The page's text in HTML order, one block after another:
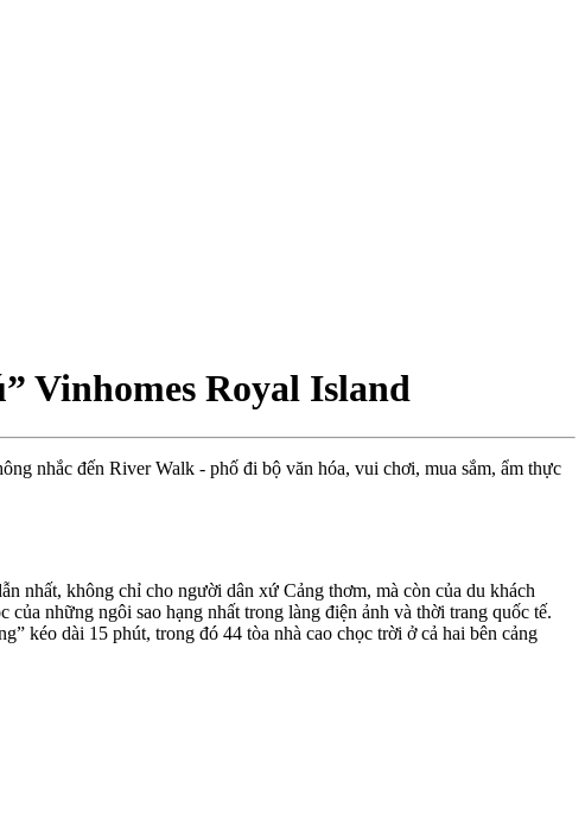
Vinhomes Royal Island
nhắc đến River Walk - phố đi bộ văn hóa, vui chơi, mua sắm, ẩm thực
nhất, không chỉ cho người dân xứ Cảng thơm, mà còn của du khách
những ngôi sao hạng nhất trong làng điện ảnh và thời trang quốc tế.
kéo dài 15 phút, trong đó 44 tòa nhà cao chọc trời ở cả hai bên cảng